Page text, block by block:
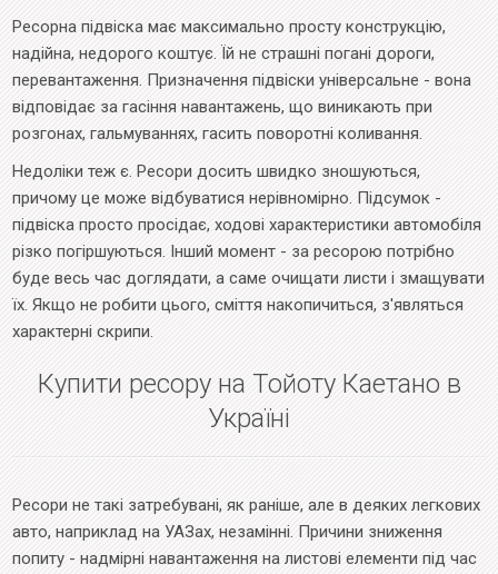
Ресорна підвіска має максимально просту конструкцію,
надійна, недорого коштує. Їй не страшні погані дороги,
перевантаження. Призначення підвіски універсальне - вона
відповідає за гасіння навантажень, що виникають при
розгонах, гальмуваннях, гасить поворотні коливання.
Недоліки теж є. Ресори досить швидко зношуються,
причому це може відбуватися нерівномірно. Підсумок -
підвіска просто просідає, ходові характеристики автомобіля
різко погіршуються. Інший момент - за ресорою потрібно
буде весь час доглядати, а саме очищати листи і змащувати
їх. Якщо не робити цього, сміття накопичиться, з'являться
характерні скрипи.
Купити ресору на Тойоту Каетано в
Україні
Ресори не такі затребувані, як раніше, але в деяких легкових
авто, наприклад на УАЗах, незамінні. Причини зниження
попиту - надмірні навантаження на листові елементи під час